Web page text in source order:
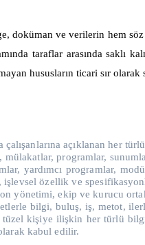
doküman ve verilerin hem
taraflar arasında saklı
hususların ticari sır olarak
açıklanan her
programlar,
yardımcı programlar,
özellik ve
yönetimi, ekip ve kurucu
bilgi, buluş, iş, metot,
kişiye ilişkin her türlü bilgi
kabul edilir.